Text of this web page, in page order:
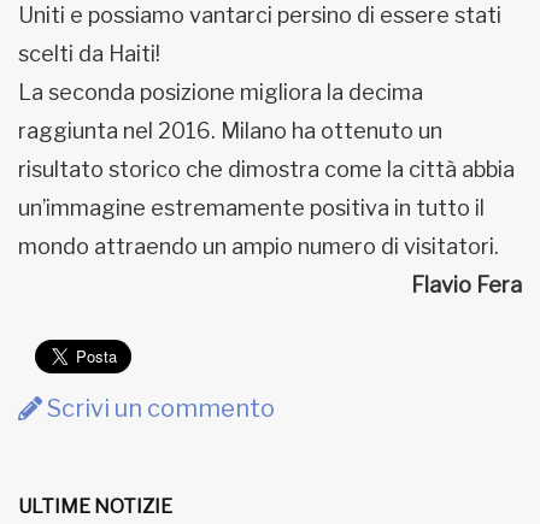
Uniti e possiamo vantarci persino di essere stati
scelti da Haiti!
La seconda posizione migliora la decima
raggiunta nel 2016. Milano ha ottenuto un
risultato storico che dimostra come la città abbia
un’immagine estremamente positiva in tutto il
mondo attraendo un ampio numero di visitatori.
Flavio Fera
Scrivi un commento
ULTIME NOTIZIE